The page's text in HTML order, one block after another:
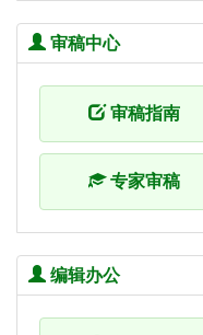
审稿中心
审稿指南
专家审稿
编辑办公